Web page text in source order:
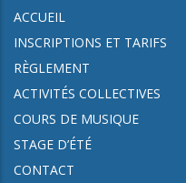
ACCUEIL
INSCRIPTIONS ET TARIFS
RÈGLEMENT
ACTIVITÉS COLLECTIVES
COURS DE MUSIQUE
STAGE D’ÉTÉ
CONTACT